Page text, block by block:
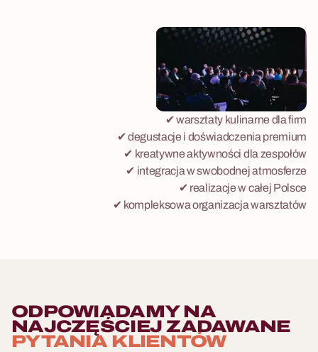
✔ warsztaty kulinarne dla firm
✔ degustacje i doświadczenia premium
✔ kreatywne aktywności dla zespołów
✔ integracja w swobodnej atmosferze
✔ realizacje w całej Polsce
✔ kompleksowa organizacja warsztatów
ODPOWIADAMY NA
NAJCZĘŚCIEJ ZADAWANE
PYTANIA KLIENTÓW